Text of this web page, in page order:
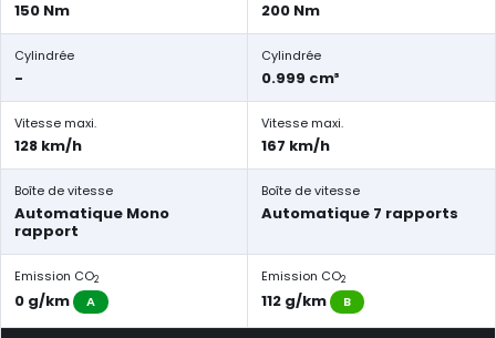
150 Nm 200 Nm
Cylindrée
-
Cylindrée
0.999 cm³
Vitesse maxi.
128 km/h
Vitesse maxi.
167 km/h
Boîte de vitesse
Automatique Mono
rapport
Boîte de vitesse
Automatique 7 rapports
Emission CO2
0 g/km A
Emission CO2
112 g/km B